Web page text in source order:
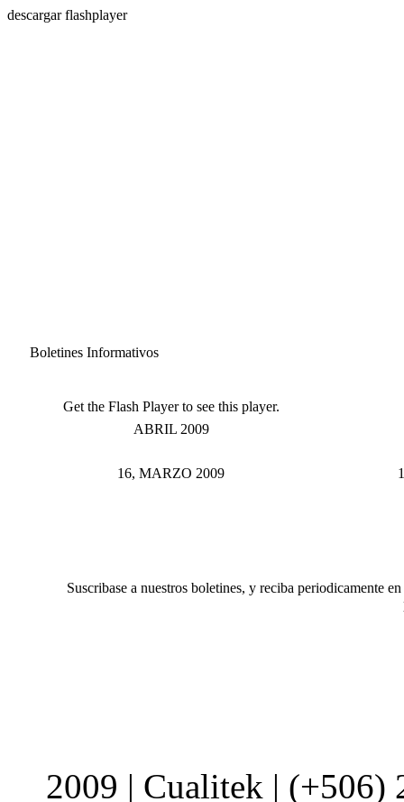
descargar flashplayer
Boletines Informativos
Get the Flash Player to see this player.
ABRIL 2009
16, MARZO 2009
Suscribase a nuestros boletines, y reciba periodicamente
2009 | Cualitek | (+506)